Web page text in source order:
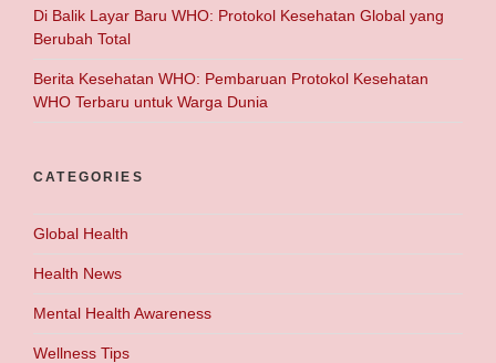
Di Balik Layar Baru WHO: Protokol Kesehatan Global yang
Berubah Total
Berita Kesehatan WHO: Pembaruan Protokol Kesehatan
WHO Terbaru untuk Warga Dunia
CATEGORIES
Global Health
Health News
Mental Health Awareness
Wellness Tips